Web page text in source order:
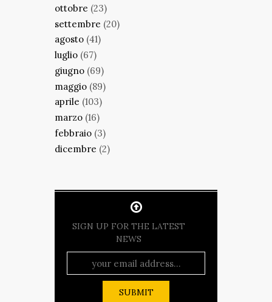
ottobre (23)
settembre (20)
agosto (41)
luglio (67)
giugno (69)
maggio (89)
aprile (103)
marzo (16)
febbraio (3)
dicembre (2)
SIGN UP FOR THE LATEST
NEWS